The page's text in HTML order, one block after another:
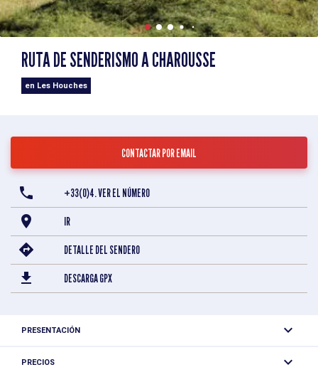
RUTA DE SENDERISMO A CHAROUSSE
en Les Houches
CONTACTAR POR EMAIL
+33(0)4. VER EL NÚMERO
IR
DETALLE DEL SENDERO
DESCARGA GPX
PRESENTACIÓN
Cinco granjas conforman esta antigua pradera alpina hoy
PRECIOS